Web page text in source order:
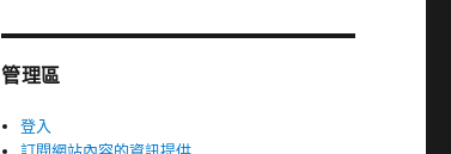
管理區
登入